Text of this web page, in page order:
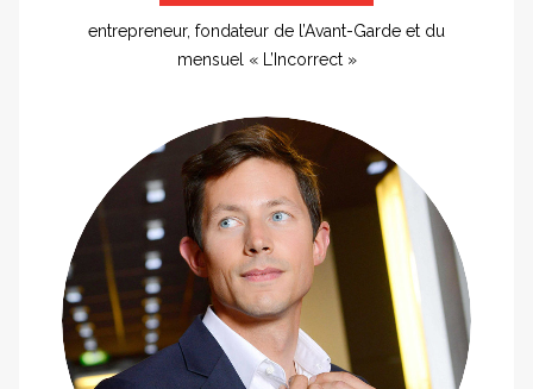
entrepreneur, fondateur de l’Avant-Garde et du
mensuel « L’Incorrect »